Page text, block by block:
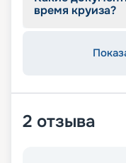
протяжении
отправляйтесь в
время круиза?
2 отзыва